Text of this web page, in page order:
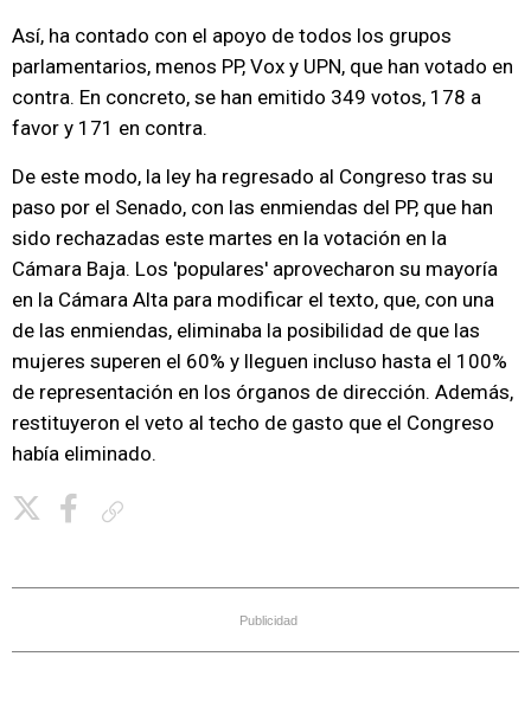
Así, ha contado con el apoyo de todos los grupos
parlamentarios, menos PP, Vox y UPN, que han votado en
contra. En concreto, se han emitido 349 votos, 178 a
favor y 171 en contra.
De este modo, la ley ha regresado al Congreso tras su
paso por el Senado, con las enmiendas del PP, que han
sido rechazadas este martes en la votación en la
Cámara Baja. Los 'populares' aprovecharon su mayoría
en la Cámara Alta para modificar el texto, que, con una
de las enmiendas, eliminaba la posibilidad de que las
mujeres superen el 60% y lleguen incluso hasta el 100%
de representación en los órganos de dirección. Además,
restituyeron el veto al techo de gasto que el Congreso
había eliminado.
Publicidad